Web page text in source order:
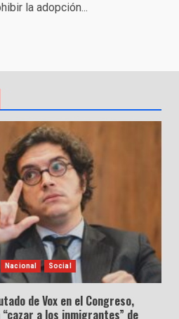
la adopción...
Nacional Social
de Vox en el Congreso,
a los inmigrantes” de